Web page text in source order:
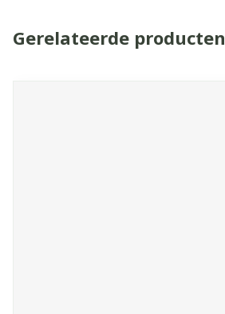
Gerelateerde producten